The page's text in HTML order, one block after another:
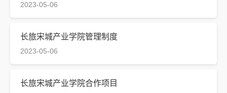
2023-05-06
长旅宋城产业学院管理制度
2023-05-06
长旅宋城产业学院合作项目